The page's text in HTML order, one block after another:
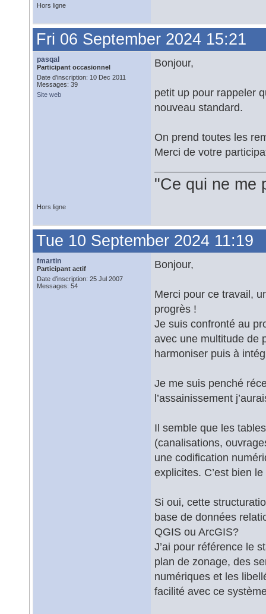
Hors ligne
Fri 06 September 2024 15:21
pasqal
Participant occasionnel
Date d'inscription: 10 Dec 2011
Messages: 39
Site web
Bonjour,
petit up pour rappeler
nouveau standard.
On prend toutes les
Merci de votre
"Ce qui ne me
Hors ligne
Tue 10 September 2024 11:19
fmartin
Participant actif
Date d'inscription: 25 Jul 2007
Messages: 54
Bonjour,
Merci pour ce travail,
progrès !
Je suis confronté au
avec une multitude de
harmoniser puis à
Je me suis penché
l’assainissement
Il semble que les
(canalisations,
une codification
explicites. C’est bien
Si oui, cette
base de données
QGIS ou ArcGIS?
J’ai pour référence le
plan de zonage, des
numériques et les
facilité avec ce